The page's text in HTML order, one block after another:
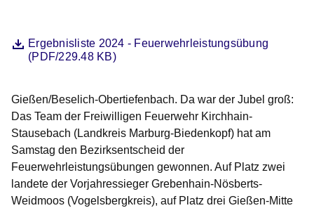
DateiErgebnisliste 2024 - Feuerwehrleistungsübung
(PDF/229.48 KB)
Öffnet sich in einem neuen Fenster
Gießen/Beselich-Obertiefenbach. Da war der Jubel groß:
Das Team der Freiwilligen Feuerwehr Kirchhain-
Stausebach (Landkreis Marburg-Biedenkopf) hat am
Samstag den Bezirksentscheid der
Feuerwehrleistungsübungen gewonnen. Auf Platz zwei
landete der Vorjahressieger Grebenhain-Nösberts-
Weidmoos (Vogelsbergkreis), auf Platz drei Gießen-Mitte